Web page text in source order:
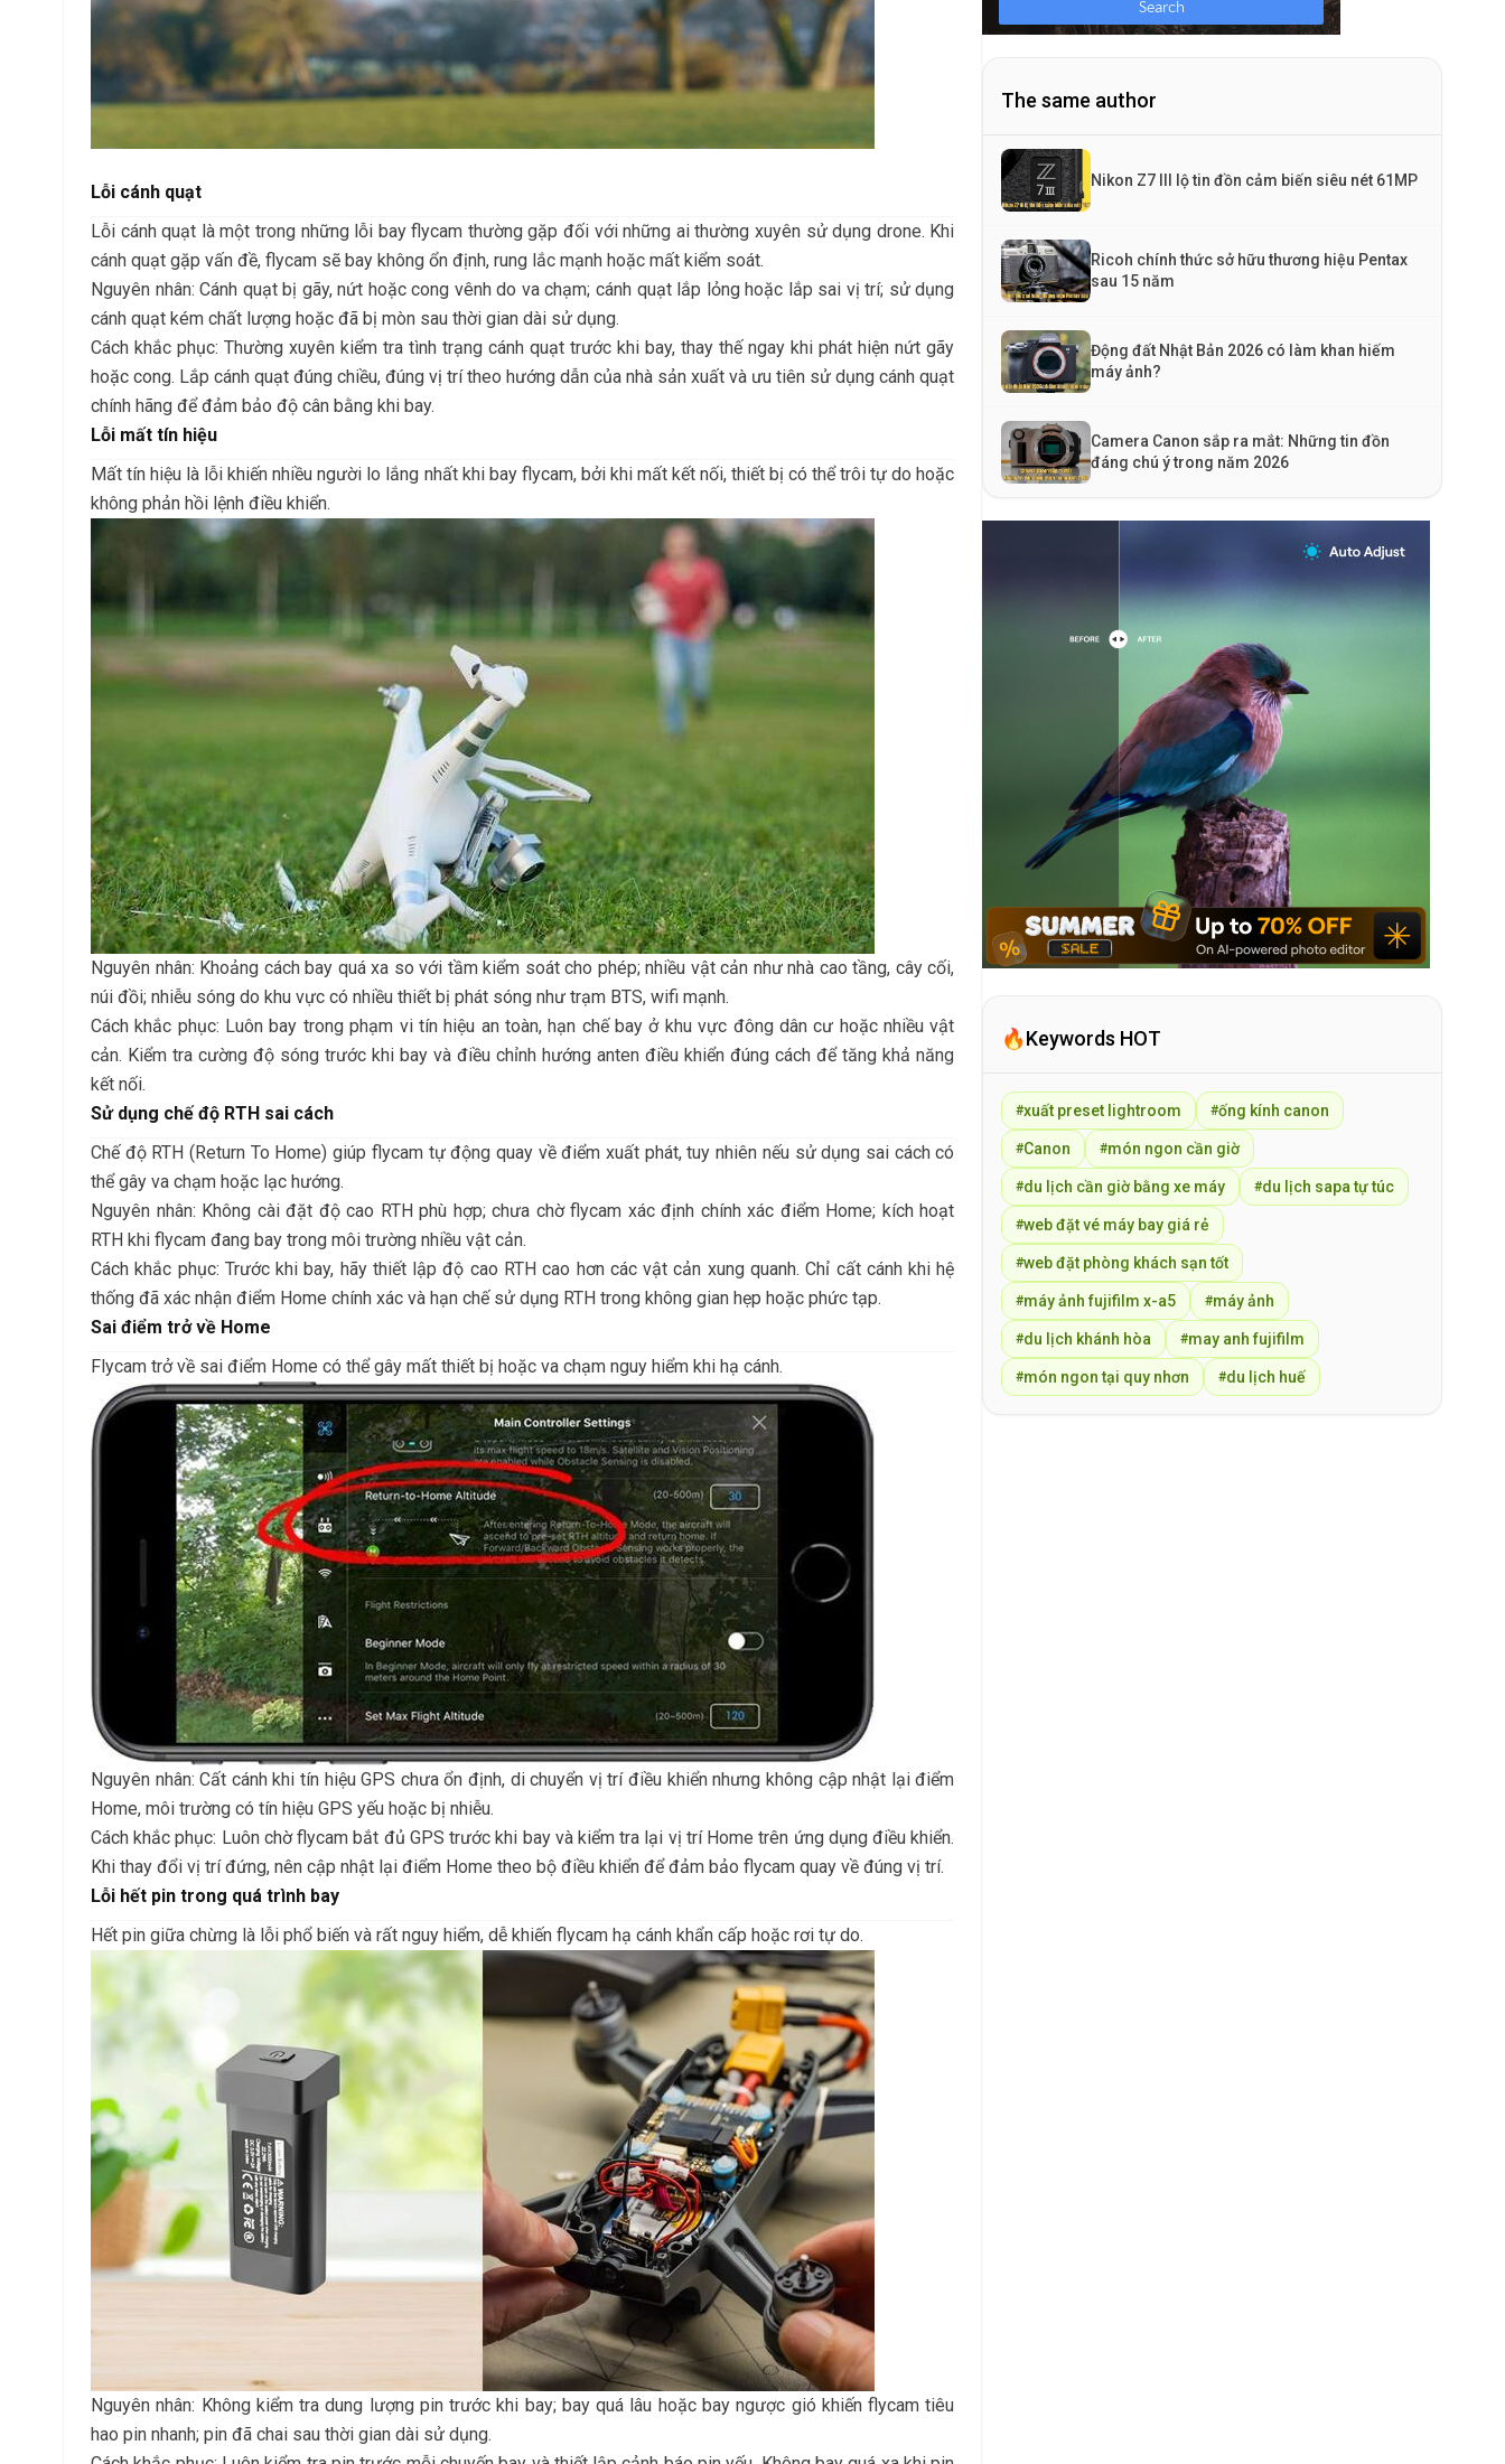
Lỗi cánh quạt
Lỗi cánh quạt là một trong những lỗi bay flycam thường gặp đối với những ai thường xuyên sử dụng drone. Khi
cánh quạt gặp vấn đề, flycam sẽ bay không ổn định, rung lắc mạnh hoặc mất kiểm soát.
Nguyên nhân: Cánh quạt bị gãy, nứt hoặc cong vênh do va chạm; cánh quạt lắp lỏng hoặc lắp sai vị trí; sử dụng
cánh quạt kém chất lượng hoặc đã bị mòn sau thời gian dài sử dụng.
Cách khắc phục: Thường xuyên kiểm tra tình trạng cánh quạt trước khi bay, thay thế ngay khi phát hiện nứt gãy
hoặc cong. Lắp cánh quạt đúng chiều, đúng vị trí theo hướng dẫn của nhà sản xuất và ưu tiên sử dụng cánh quạt
chính hãng để đảm bảo độ cân bằng khi bay.
Lỗi mất tín hiệu
Mất tín hiệu là lỗi khiến nhiều người lo lắng nhất khi bay flycam, bởi khi mất kết nối, thiết bị có thể trôi tự do hoặc
không phản hồi lệnh điều khiển.
Nguyên nhân: Khoảng cách bay quá xa so với tầm kiểm soát cho phép; nhiều vật cản như nhà cao tầng, cây cối,
núi đồi; nhiễu sóng do khu vực có nhiều thiết bị phát sóng như trạm BTS, wifi mạnh.
Cách khắc phục: Luôn bay trong phạm vi tín hiệu an toàn, hạn chế bay ở khu vực đông dân cư hoặc nhiều vật
cản. Kiểm tra cường độ sóng trước khi bay và điều chỉnh hướng anten điều khiển đúng cách để tăng khả năng
kết nối.
Sử dụng chế độ RTH sai cách
Chế độ RTH (Return To Home) giúp flycam tự động quay về điểm xuất phát, tuy nhiên nếu sử dụng sai cách có
thể gây va chạm hoặc lạc hướng.
Nguyên nhân: Không cài đặt độ cao RTH phù hợp; chưa chờ flycam xác định chính xác điểm Home; kích hoạt
RTH khi flycam đang bay trong môi trường nhiều vật cản.
Cách khắc phục: Trước khi bay, hãy thiết lập độ cao RTH cao hơn các vật cản xung quanh. Chỉ cất cánh khi hệ
thống đã xác nhận điểm Home chính xác và hạn chế sử dụng RTH trong không gian hẹp hoặc phức tạp.
Sai điểm trở về Home
Flycam trở về sai điểm Home có thể gây mất thiết bị hoặc va chạm nguy hiểm khi hạ cánh.
Nguyên nhân: Cất cánh khi tín hiệu GPS chưa ổn định, di chuyển vị trí điều khiển nhưng không cập nhật lại điểm
Home, môi trường có tín hiệu GPS yếu hoặc bị nhiễu.
Cách khắc phục: Luôn chờ flycam bắt đủ GPS trước khi bay và kiểm tra lại vị trí Home trên ứng dụng điều khiển.
Khi thay đổi vị trí đứng, nên cập nhật lại điểm Home theo bộ điều khiển để đảm bảo flycam quay về đúng vị trí.
Lỗi hết pin trong quá trình bay
Hết pin giữa chừng là lỗi phổ biến và rất nguy hiểm, dễ khiến flycam hạ cánh khẩn cấp hoặc rơi tự do.
Nguyên nhân: Không kiểm tra dung lượng pin trước khi bay; bay quá lâu hoặc bay ngược gió khiến flycam tiêu
hao pin nhanh; pin đã chai sau thời gian dài sử dụng.
The same author
Nikon Z7 III lộ tin đồn cảm biến siêu nét 61MP
Ricoh chính thức sở hữu thương hiệu Pentax
sau 15 năm
Động đất Nhật Bản 2026 có làm khan hiếm
máy ảnh?
Camera Canon sắp ra mắt: Những tin đồn
đáng chú ý trong năm 2026
🔥Keywords HOT
#xuất preset lightroom #ống kính canon
#Canon #món ngon cần giờ
#du lịch cần giờ bằng xe máy #du lịch sapa tự túc
#web đặt vé máy bay giá rẻ
#web đặt phòng khách sạn tốt
#máy ảnh fujifilm x-a5 #máy ảnh
#du lịch khánh hòa #may anh fujifilm
#món ngon tại quy nhơn #du lịch huế